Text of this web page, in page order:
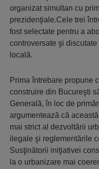
organizat simultan cu
prezidenţiale.Cele trei
fost selectate pentru a
controversate şi
locală.
Prima întrebare propune
construire din Bucureşti
Generală, în loc de
argumentează că
mai strict al dezvoltării
ilegale şi reglementările
Susţinătorii iniţiativei
la o urbanizare mai